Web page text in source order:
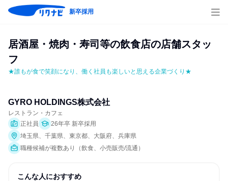
新卒採用
居酒屋・焼肉・寿司等の飲食店の店舗スタッ
フ
★誰もが食で笑顔になり、働く社員も楽しいと思える企業づくり★
GYRO HOLDINGS株式会社
レストラン・カフェ
正社員
26年卒 新卒採用
埼玉県、千葉県、東京都、大阪府、兵庫県
職種候補が複数あり（飲食、小売販売/流通）
こんな人におすすめ